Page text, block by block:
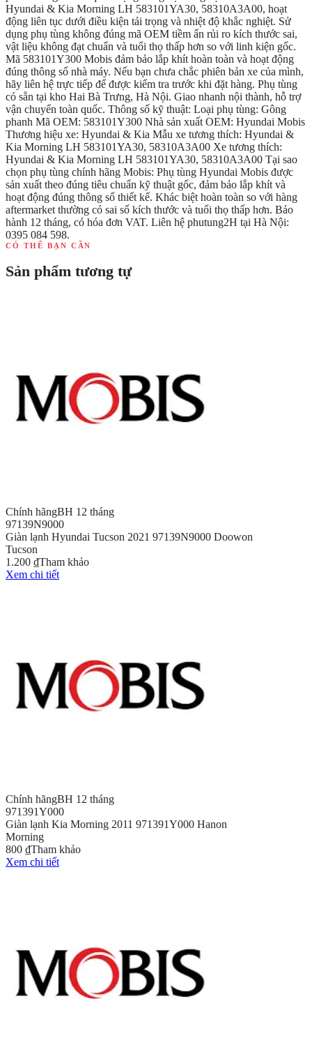
Hyundai & Kia Morning LH 583101YA30, 58310A3A00, hoạt
động liên tục dưới điều kiện tải trọng và nhiệt độ khắc nghiệt. Sử
dụng phụ tùng không đúng mã OEM tiềm ẩn rủi ro kích thước sai,
vật liệu không đạt chuẩn và tuổi thọ thấp hơn so với linh kiện gốc.
Mã 583101Y300 Mobis đảm bảo lắp khít hoàn toàn và hoạt động
đúng thông số nhà máy. Nếu bạn chưa chắc phiên bản xe của mình,
hãy liên hệ trực tiếp để được kiểm tra trước khi đặt hàng. Phụ tùng
có sẵn tại kho Hai Bà Trưng, Hà Nội. Giao nhanh nội thành, hỗ trợ
vận chuyển toàn quốc. Thông số kỹ thuật: Loại phụ tùng: Gông
phanh Mã OEM: 583101Y300 Nhà sản xuất OEM: Hyundai Mobis
Thương hiệu xe: Hyundai & Kia Mẫu xe tương thích: Hyundai &
Kia Morning LH 583101YA30, 58310A3A00 Xe tương thích:
Hyundai & Kia Morning LH 583101YA30, 58310A3A00 Tại sao
chọn phụ tùng chính hãng Mobis: Phụ tùng Hyundai Mobis được
sản xuất theo đúng tiêu chuẩn kỹ thuật gốc, đảm bảo lắp khít và
hoạt động đúng thông số thiết kế. Khác biệt hoàn toàn so với hàng
aftermarket thường có sai số kích thước và tuổi thọ thấp hơn. Bảo
hành 12 tháng, có hóa đơn VAT. Liên hệ phutung2H tại Hà Nội:
0395 084 598.
CÓ THỂ BẠN CẦN
Sản phẩm tương tự
Chính hãngBH 12 tháng
97139N9000
Giàn lạnh Hyundai Tucson 2021 97139N9000 Doowon
Tucson
1.200 ₫Tham khảo
Xem chi tiết
Chính hãngBH 12 tháng
971391Y000
Giàn lạnh Kia Morning 2011 971391Y000 Hanon
Morning
800 ₫Tham khảo
Xem chi tiết